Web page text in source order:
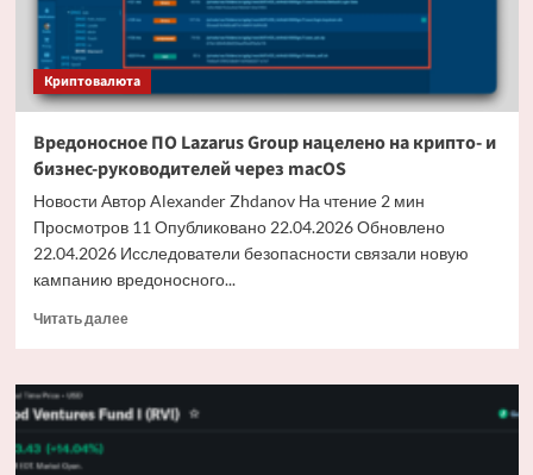
нуля
Криптовалюта
Вредоносное ПО Lazarus Group нацелено на крипто- и
бизнес-руководителей через macOS
Новости Автор Alexander Zhdanov На чтение 2 мин
Просмотров 11 Опубликовано 22.04.2026 Обновлено
22.04.2026 Исследователи безопасности связали новую
кампанию вредоносного...
Читать далееПрочитать
Вредоносное
ПО
Lazarus